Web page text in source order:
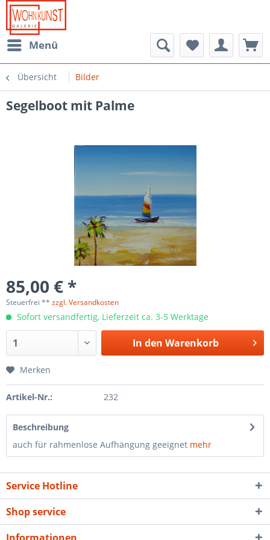
Menü
Übersicht Bilder
Segelboot mit Palme
85,00 € *
Steuerfrei ** zzgl. Versandkosten
Sofort versandfertig, Lieferzeit ca. 3-5 Werktage
In den Warenkorb
Merken
Artikel-Nr.: 232
Beschreibung
auch für rahmenlose Aufhängung geeignet mehr
Service Hotline
Shop service